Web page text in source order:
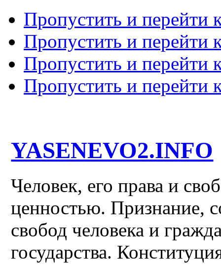
Пропустить и перейти
Пропустить и перейти
Пропустить и перейти
Пропустить и перейти
YASENEVO2.INFO
Человек, его права и
ценностью. Признание,
свобод человека и
государства.